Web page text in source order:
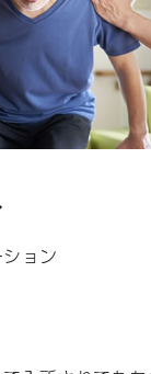
ョン